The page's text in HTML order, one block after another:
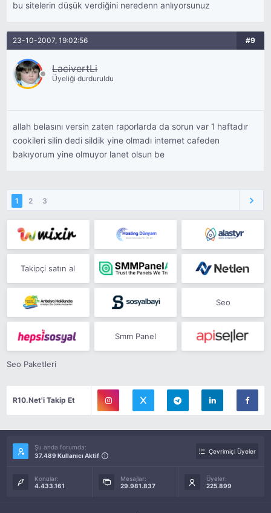
bu sitelerin düşük verdiğini neredenn anlıyorsunuz
23-10-2007, 19:02:56 #9
LacivertLi
Üyeliği durduruldu
allah belasını versin zaten raporlarda da sorun var 1 haftadır
cookileri silin dedi sildik yine olmadı internet cafeden
bakıyorum yine olmuyor lanet olsun be
1 2 3
Takipçi satın al
Seo
Smm Panel
Seo Paketleri
R10.Net'i Takip Et
Şu anda forumda:
37.489 Kullanıcı Aktif
Çevrimiçi Üyeler
Konular:
4.433.161
Mesajlar:
29.981.837
Üyeler:
225.899